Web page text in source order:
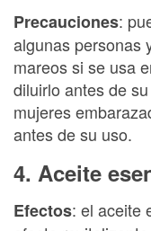
Precauciones:
algunas personas
mareos si se usa
diluirlo antes de
mujeres
antes de su uso.
4. Aceite
Efectos: el aceite